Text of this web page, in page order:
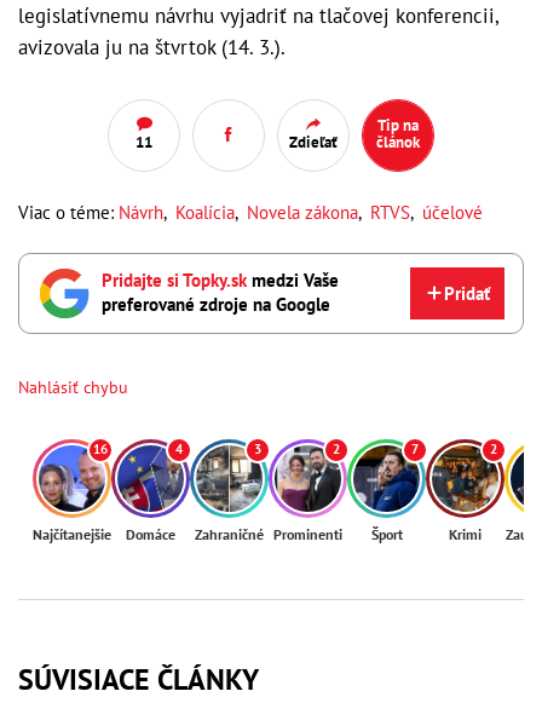
legislatívnemu návrhu vyjadriť na tlačovej konferencii,
avizovala ju na štvrtok (14. 3.).
11 Zdieľať
Tip na
článok
Viac o téme: Návrh, Koalícia, Novela zákona, RTVS, účelové
Pridajte si Topky.skmedzi Vaše
preferované zdroje na Google
Pridať
Nahlásiť chybu
16
Najčítanejšie
4
Domáce
3
Zahraničné
2
Prominenti
7
Šport
2
Krimi
SÚVISIACE ČLÁNKY